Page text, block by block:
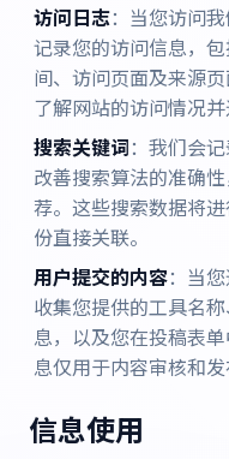
访问日志：当您访问
记录您的访问信息，
间、访问页面及来源
了解网站的访问情况并
搜索关键词：我们会
改善搜索算法的准确
荐。这些搜索数据将
份直接关联。
用户提交的内容：当
收集您提供的工具名
息，以及您在投稿表
息仅用于内容审核和发
信息使用